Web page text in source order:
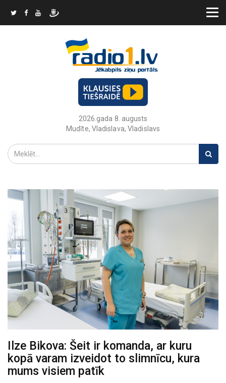
2026.gada 8. augusts
Mudīte, Vladislava, Vladislavs
Ilze Bikova: Šeit ir komanda, ar kuru
kopā varam izveidot to slimnīcu, kura
mums visiem patīk